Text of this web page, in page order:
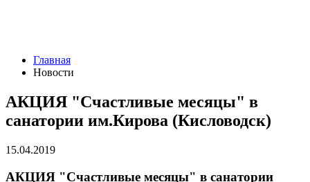
Главная
Новости
АКЦИЯ "Счастливые месяцы" в
санатории им.Кирова (Кисловодск)
15.04.2019
АКЦИЯ "Счастливые месяцы" в санатории